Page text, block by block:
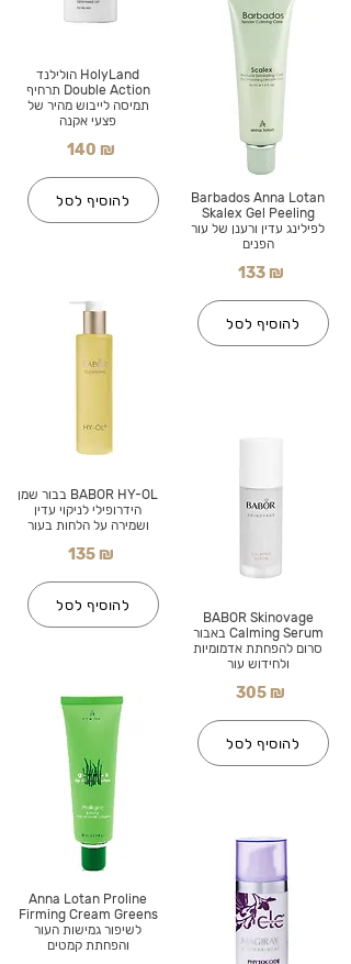
HolyLand הולילנד
Double Action תרחיף
תמיסה לייבוש מהיר של
פצעי אקנה
140 ₪
להוסיף לסל
BABOR HY-OL בבור שמן
הידרופילי לניקוי עדין
ושמירה על הלחות בעור
135 ₪
להוסיף לסל
Anna Lotan Proline
Firming Cream Greens
לשיפור גמישות העור
והפחתת קמטים
Barbados Anna Lotan
Skalex Gel Peeling
לפילינג עדין ורענן של עור
הפנים
133 ₪
להוסיף לסל
BABOR Skinovage
Calming Serum באבור
סרום להפחתת אדמומיות
ולחידוש עור
305 ₪
להוסיף לסל